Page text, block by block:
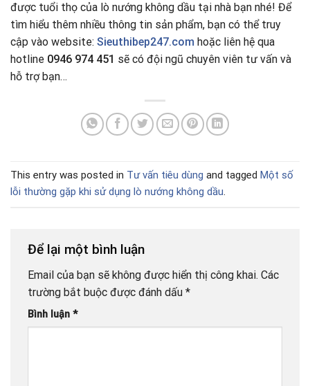
được tuổi thọ của lò nướng không dầu tại nhà bạn nhé! Để
tìm hiểu thêm nhiều thông tin sản phẩm, bạn có thể truy
cập vào website: Sieuthibep247.com hoặc liên hệ qua
hotline 0946 974 451 sẽ có đội ngũ chuyên viên tư vấn và
hỗ trợ bạn…
This entry was posted in Tư vấn tiêu dùng and tagged Một số
lỗi thường gặp khi sử dụng lò nướng không dầu.
Để lại một bình luận
Email của bạn sẽ không được hiển thị công khai. Các
trường bắt buộc được đánh dấu *
Bình luận *